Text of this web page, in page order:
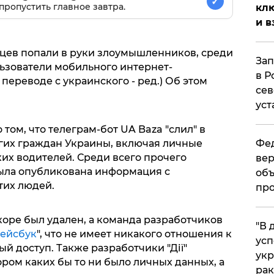
главное завтра.
попали в руки злоумышленников, среди
мобильного интернет-
с украинского - ред.) Об этом
что телеграм-бот UA Baza "слил" в
граждан Украины, включая личные
водителей. Среди всего прочего
опубликована информация с
людей.
был удален, а команда разработчиков
", что не имеет никакого отношения к
доступ. Также разработчики "Дії"
каких бы то ни было личных данных, а
и
в
​"В